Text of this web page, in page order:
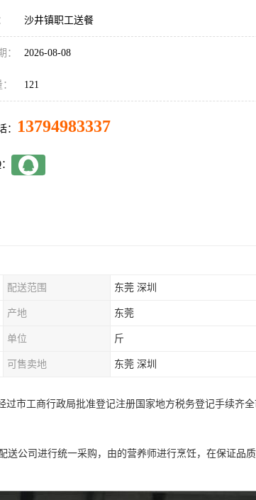
沙井镇职工送餐
： 2026-08-08
121
： 13794983337
配送范围 东莞 深圳
产地 东莞
单位 斤
可售卖地 东莞 深圳
市工商行政局批准登记注册国家地方税务登记手续齐
公司进行统一采购，由的营养师进行烹饪，在保证品